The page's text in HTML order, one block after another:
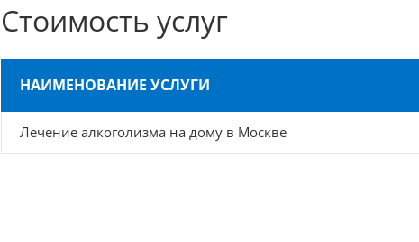
Стоимость услуг
НАИМЕНОВАНИЕ УСЛУГИ
Лечение алкоголизма на дому в Москве